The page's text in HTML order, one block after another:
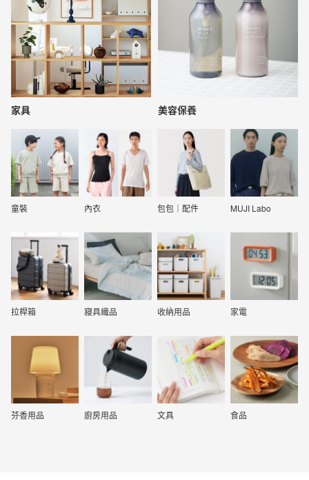
家具 美容保養
童裝 內衣 包包｜配件 MUJI Labo
拉桿箱 寢具織品 收納用品 家電
芬香用品 廚房用品 文具 食品